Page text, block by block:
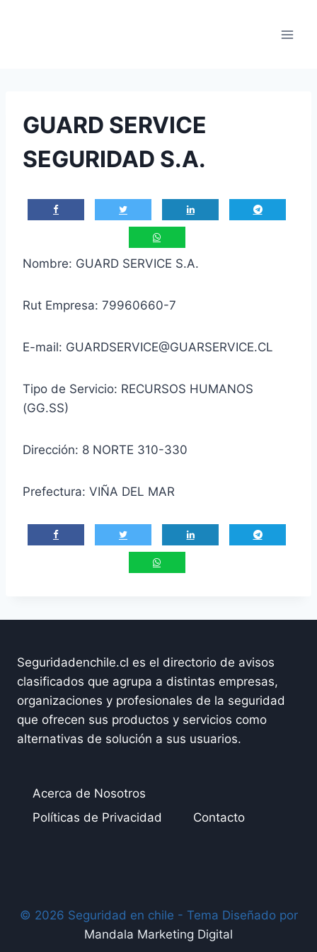
GUARD SERVICE
SEGURIDAD S.A.
Nombre: GUARD SERVICE S.A.
Rut Empresa: 79960660-7
E-mail: GUARDSERVICE@GUARSERVICE.CL
Tipo de Servicio: RECURSOS HUMANOS
(GG.SS)
Dirección: 8 NORTE 310-330
Prefectura: VIÑA DEL MAR
Seguridadenchile.cl es el directorio de avisos
clasificados que agrupa a distintas empresas,
organizaciones y profesionales de la seguridad
que ofrecen sus productos y servicios como
alternativas de solución a sus usuarios.
Acerca de Nosotros
Políticas de Privacidad
Contacto
© 2026 Seguridad en chile - Tema Diseñado por
Mandala Marketing Digital